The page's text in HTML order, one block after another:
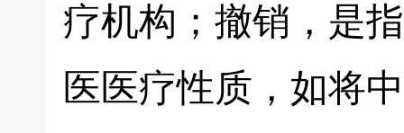
疗机构；撤销，是
医医疗性质，如将